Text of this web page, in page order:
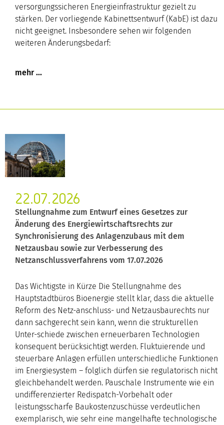
versorgungssicheren Energieinfrastruktur gezielt zu
stärken. Der vorliegende Kabinettsentwurf (KabE) ist dazu
nicht geeignet. Insbesondere sehen wir folgenden
weiteren Änderungsbedarf:
22.07.2026
Stellungnahme zum Entwurf eines Gesetzes zur
Änderung des Energiewirtschaftsrechts zur
Synchronisierung des Anlagenzubaus mit dem
Netzausbau sowie zur Verbesserung des
Netzanschlussverfahrens vom 17.07.2026
Das Wichtigste in Kürze Die Stellungnahme des
Hauptstadtbüros Bioenergie stellt klar, dass die aktuelle
Reform des Netz-anschluss- und Netzausbaurechts nur
dann sachgerecht sein kann, wenn die strukturellen
Unter-schiede zwischen erneuerbaren Technologien
konsequent berücksichtigt werden. Fluktuierende und
steuerbare Anlagen erfüllen unterschiedliche Funktionen
im Energiesystem – folglich dürfen sie regulatorisch nicht
gleichbehandelt werden. Pauschale Instrumente wie ein
undifferenzierter Redispatch-Vorbehalt oder
leistungsscharfe Baukostenzuschüsse verdeutlichen
exemplarisch, wie sehr eine mangelhafte technologische